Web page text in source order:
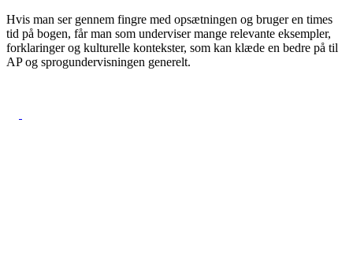
Hvis man ser gennem fingre med opsætningen og bruger en times
tid på bogen, får man som underviser mange relevante eksempler,
forklaringer og kulturelle kontekster, som kan klæde en bedre på til
AP og sprogundervisningen generelt.